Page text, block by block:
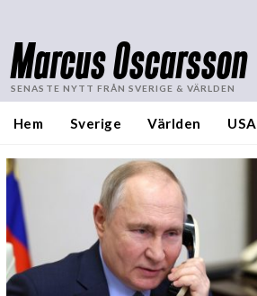
Marcus Oscarsson
SENASTE NYTT FRÅN SVERIGE & VÄRLDEN
Hem Sverige Världen USA